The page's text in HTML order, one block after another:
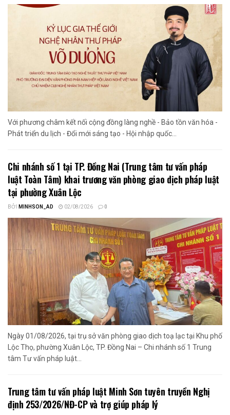
Với phương châm kết nối cộng đồng làng nghề - Bảo tồn văn hóa -
Phát triển du lịch - Đổi mới sáng tạo - Hội nhập quốc...
Chi nhánh số 1 tại TP. Đồng Nai (Trung tâm tư vấn pháp
luật Toàn Tâm) khai trương văn phòng giao dịch pháp luật
tại phường Xuân Lộc
BỞI MINHSON_AD 02/08/2026 0
Ngày 01/08/2026, tại trụ sở văn phòng giao dịch toạ lạc tại Khu phố
Lộc Thọ, phường Xuân Lộc, TP. Đồng Nai – Chi nhánh số 1 Trung
tâm Tư vấn pháp luật...
Trung tâm tư vấn pháp luật Minh Sơn tuyên truyền Nghị
định 253/2026/NĐ-CP và trợ giúp pháp lý